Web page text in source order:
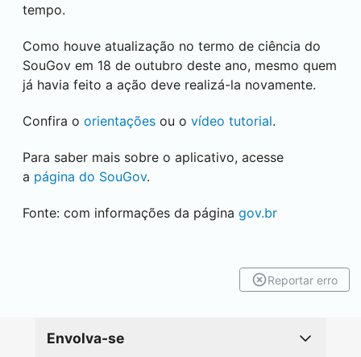
tempo.
Como houve atualização no termo de ciência do
SouGov em 18 de outubro deste ano, mesmo quem
já havia feito a ação deve realizá-la novamente.
Confira o orientações ou o vídeo tutorial.
Para saber mais sobre o aplicativo, acesse
a página do SouGov.
Fonte: com informações da página gov.br
Reportar erro
Envolva-se